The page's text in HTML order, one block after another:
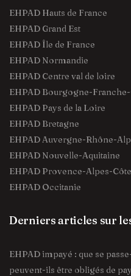
EHPAD Hauts de France
EHPAD Grand Est
EHPAD Île de France
EHPAD Normandie
EHPAD Centre val de loire
EHPAD Bourgogne-
EHPAD Pays de la Loire
EHPAD Bretagne
EHPAD Auvergne-Rhône-
EHPAD Nouvelle-Aquitaine
EHPAD Provence-Alpes-
EHPAD Occitanie
Derniers articles sur
EHPAD impayé : que se
peuvent-ils être obligés de